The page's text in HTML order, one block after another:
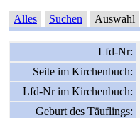
Alles Suchen Auswahl
Lfd-Nr:
Seite im Kirchenbuch:
Lfd-Nr im Kirchenbuch:
Geburt des Täuflings: